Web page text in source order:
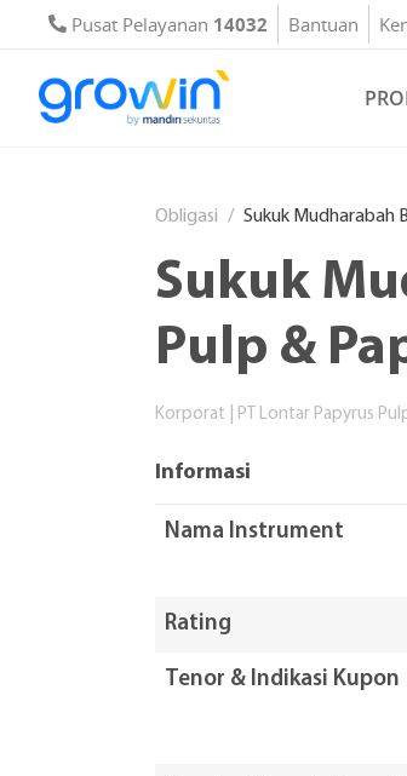
Pusat Pelayanan 14032 Bantuan
Obligasi Sukuk Mudharabah
Sukuk
Pulp &
Korporat PT Lontar Papyrus
Informasi
Nama Instrument
Rating
Tenor & Indikasi Kupon